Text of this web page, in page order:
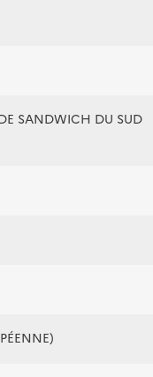
SANDWICH DU SUD